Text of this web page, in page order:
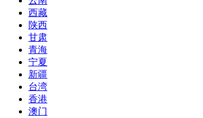
西藏
陕西
甘肃
青海
宁夏
新疆
台湾
香港
澳门